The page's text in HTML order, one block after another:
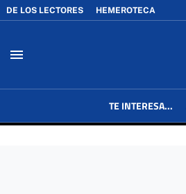
DE LOS LECTORES HEMEROTECA
menu
TE INTERESA...